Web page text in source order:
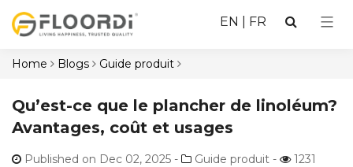
EN FR
Home Blogs Guide produit
Qu’est-ce que le plancher de linoléum?
Avantages, coût et usages
Published on Dec 02, 2025 - Guide produit - 1231